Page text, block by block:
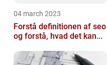
04 march 2023
Forstå definitionen af seo
og forstå, hvad det kan...